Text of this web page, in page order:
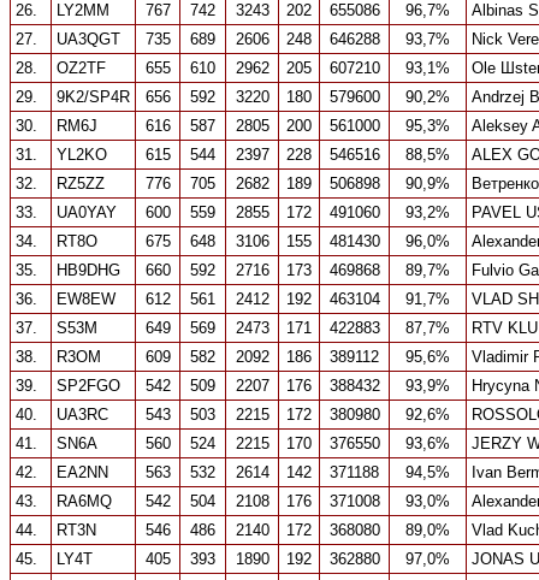
26.
LY2MM 767 742 3243 202 655086 96,7%
Albinas
27.
UA3QGT 735 689 2606 248 646288 93,7%
Nick
28.
OZ2TF 655 610 2962 205 607210 93,1%
Ole
29.
9K2/SP4R 656 592 3220 180 579600 90,2%
Andrzej
30.
RM6J 616 587 2805 200 561000 95,3%
Aleksey
31.
YL2KO 615 544 2397 228 546516 88,5%
ALEX
32.
RZ5ZZ 776 705 2682 189 506898 90,9%
33.
UA0YAY 600 559 2855 172 491060 93,2%
PAVEL
34.
RT8O 675 648 3106 155 481430 96,0%
35.
HB9DHG 660 592 2716 173 469868 89,7%
Fulvio
36.
EW8EW 612 561 2412 192 463104 91,7%
VLAD
37.
S53M 649 569 2473 171 422883 87,7%
RTV
38.
R3OM 609 582 2092 186 389112 95,6%
Vladimir
39.
SP2FGO 542 509 2207 176 388432 93,9%
Hrycyna
40.
UA3RC 543 503 2215 172 380980 92,6%
41.
SN6A 560 524 2215 170 376550 93,6%
JERZY
42.
EA2NN 563 532 2614 142 371188 94,5%
Ivan
43.
RA6MQ 542 504 2108 176 371008 93,0%
44.
RT3N 546 486 2140 172 368080 89,0%
Vlad
45.
LY4T 405 393 1890 192 362880 97,0%
JONAS